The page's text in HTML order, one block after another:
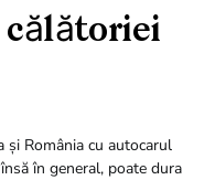
călătoriei
și România cu autocarul
în general, poate dura